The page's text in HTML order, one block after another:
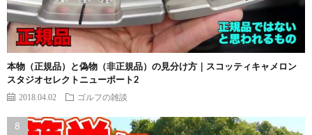
本物（正規品）と偽物（非正規品）の見分け方｜スコッティキャメロン
スタジオセレクトニューポート2
2018.04.02 ゴルフの雑談